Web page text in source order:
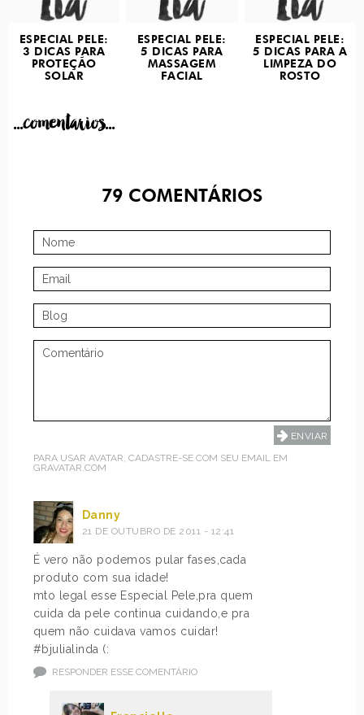
ESPECIAL PELE:
3 DICAS PARA
PROTEÇÃO
SOLAR
ESPECIAL PELE:
5 DICAS PARA
MASSAGEM
FACIAL
ESPECIAL PELE:
5 DICAS PARA A
LIMPEZA DO
ROSTO
...comentarios...
79 COMENTÁRIOS
PARA USAR AVATAR, CADASTRE-SE COM SEU EMAIL EM
GRAVATAR.COM
Danny
21 DE OUTUBRO DE 2011 - 12:41
É vero não podemos pular fases,cada
produto com sua idade!
mto legal esse Especial Pele,pra quem
cuida da pele continua cuidando,e pra
quem não cuidava vamos cuidar!
#bjulialinda (:
RESPONDER ESSE COMENTÁRIO